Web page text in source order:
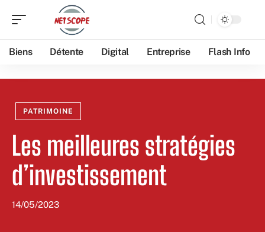
Biens Détente Digital Entreprise Flash Info
PATRIMOINE
Les meilleures stratégies
d’investissement
14/05/2023